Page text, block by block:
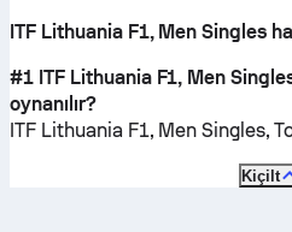
ITF Lithuania F1, Men Singles
#1 ITF Lithuania F1, Men
oynanılır?
ITF Lithuania F1, Men Singles,
Kiçilt